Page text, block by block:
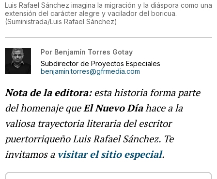
Luis Rafael Sánchez imagina la migración y la diáspora como una
extensión del carácter alegre y vacilador del boricua.
(Suministrada/Luis Rafael Sánchez)
Por Benjamín Torres Gotay
Subdirector de Proyectos Especiales
benjamin.torres@gfrmedia.com
Nota de la editora:esta historia forma parte
del homenaje queEl Nuevo Díahace a la
valiosa trayectoria literaria del escritor
puertorriqueño Luis Rafael Sánchez. Te
invitamos a visitar el sitio especial.